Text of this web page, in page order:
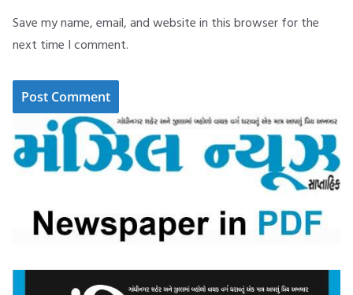
Save my name, email, and website in this browser for the
next time I comment.